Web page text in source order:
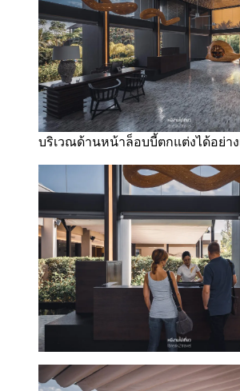
บริเวณด้านหน้าล็อบบี้ตกแต่งได้อย่า